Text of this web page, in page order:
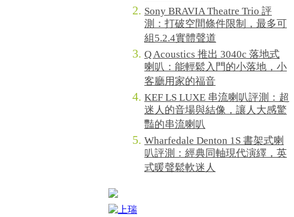
Sony BRAVIA Theatre Trio 評
測：打破空間條件限制，最多可
組5.2.4實體聲道
Q Acoustics 推出 3040c 落地式
喇叭：能輕鬆入門的小落地，小
客廳用家的福音
KEF LS LUXE 串流喇叭評測：超
迷人的音場與結像，讓人大感驚
豔的串流喇叭
Wharfedale Denton 1S 書架式喇
叭評測：經典同軸現代演繹，英
式暖聲鬆軟迷人